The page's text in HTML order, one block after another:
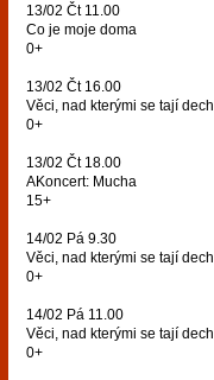
13/02 Čt 11.00
Co je moje doma
0+
13/02 Čt 16.00
Věci, nad kterými se tají dech
0+
13/02 Čt 18.00
AKoncert: Mucha
15+
14/02 Pá 9.30
Věci, nad kterými se tají dech
0+
14/02 Pá 11.00
Věci, nad kterými se tají dech
0+